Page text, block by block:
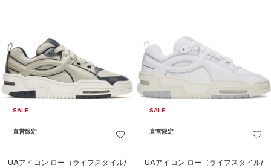
SALE
直営限定
UAアイコン ロー（ライフスタイル/
SALE
直営限定
UAアイコン ロー（ライフスタイル/